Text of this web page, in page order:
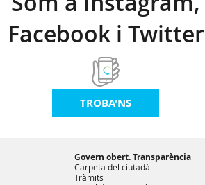
Facebook i Twitter
TROBA'NS
Govern obert. Transparència
Carpeta del ciutadà
Tràmits